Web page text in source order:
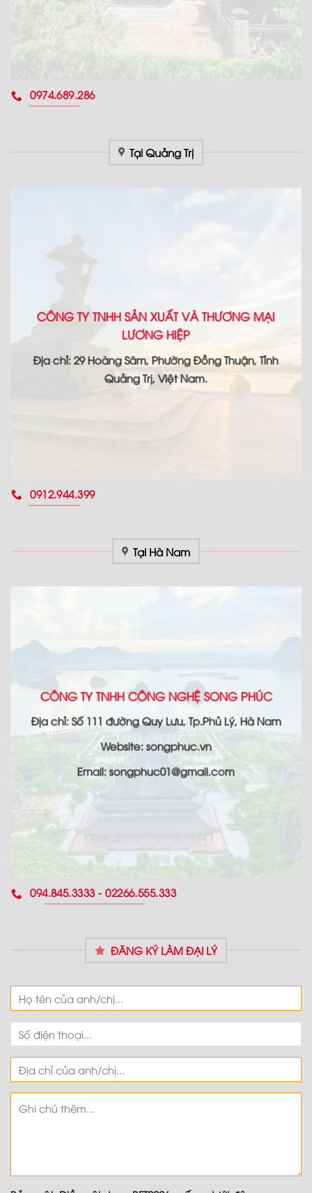
0974.689.286
Tại Quảng Trị
CÔNG TY TNHH SẢN XUẤT VÀ THƯƠNG MẠI
LƯƠNG HIỆP
Địa chỉ: 29 Hoàng Sâm, Phường Đồng Thuận, Tỉnh
Quảng Trị, Việt Nam.
0912.944.399
Tại Hà Nam
CÔNG TY TNHH CÔNG NGHỆ SONG PHÚC
Địa chỉ: Số 111 đường Quy Lưu, Tp.Phủ Lý, Hà Nam
Website: songphuc.vn
Email: songphuc01@gmail.com
094.845.3333 - 02266.555.333
ĐĂNG KÝ LÀM ĐẠI LÝ